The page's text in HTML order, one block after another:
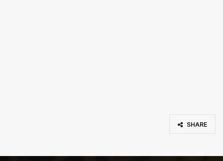
SHARE